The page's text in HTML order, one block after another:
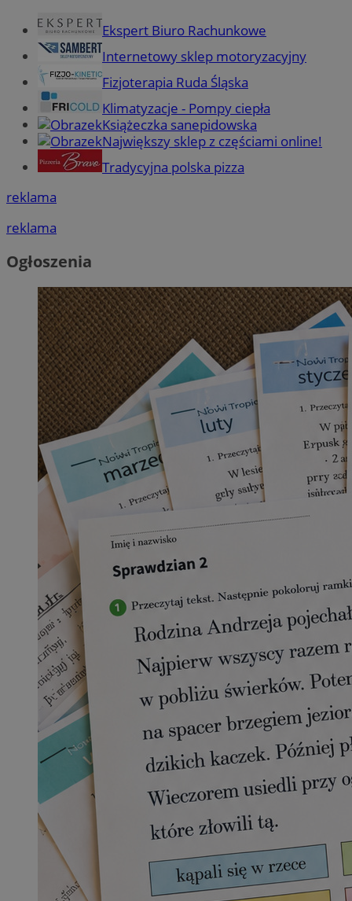
Ekspert Biuro Rachunkowe
Internetowy sklep motoryzacyjny
Fizjoterapia Ruda Śląska
Klimatyzacje - Pompy ciepła
Książeczka sanepidowska
Największy sklep z częściami online!
Tradycyjna polska pizza
reklama
reklama
Ogłoszenia